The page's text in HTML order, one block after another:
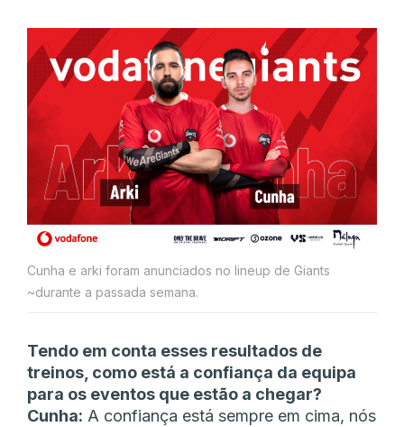
Cunha e arki foram anunciados no lineup de Giants
~durante a passada semana.
Tendo em conta esses resultados de
treinos, como está a confiança da equipa
para os eventos que estão a chegar?
Cunha: A confiança está sempre em cima, nós